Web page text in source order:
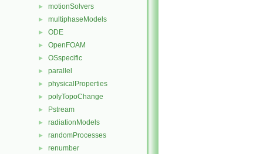
► motionSolvers
► multiphaseModels
► ODE
► OpenFOAM
► OSspecific
► parallel
► physicalProperties
► polyTopoChange
► Pstream
► radiationModels
► randomProcesses
► renumber